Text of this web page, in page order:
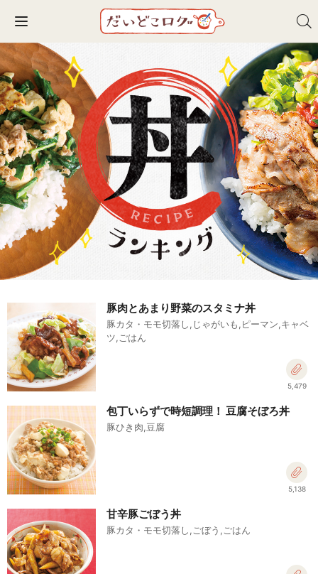
Toggle navigation
豚肉とあまり野菜のスタミナ丼
豚カタ・モモ切落し,じゃがいも,ピーマン,キャベ
ツ,ごはん
5,479
包丁いらずで時短調理！ 豆腐そぼろ丼
豚ひき肉,豆腐
5,138
甘辛豚ごぼう丼
豚カタ・モモ切落し,ごぼう,ごはん